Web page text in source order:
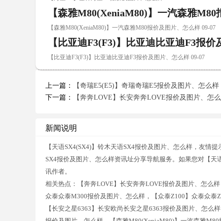
【森雅M80(XeniaM80)】一汽森雅
【森雅M80(XeniaM80)】一汽森雅M80报价及图片、怎么样 09-07
【比亚迪F3(F3)】比亚迪比亚迪F3报价
【比亚迪F3(F3)】比亚迪比亚迪F3报价及图片、怎么样 09-07
上一篇：
【奇瑞E5(E5)】奇瑞奇瑞E5报价及图片、怎么样
下一篇：
【奔奔LOVE】长安奔奔LOVE报价及图片、怎
新闻说明
【天语SX4(SX4)】铃木天语SX4报价及图片、怎么样，友情
SX4报价及图片、怎么样资讯址分享导航服务。如果您对【
讯作者。
相关热点：【奔奔LOVE】长安奔奔LOVE报价及图片、怎么
众泰众泰M300报价及图片、怎么样，【众泰Z100】众泰众
【长安之星6363】长安欧尚长安之星6363报价及图片、怎